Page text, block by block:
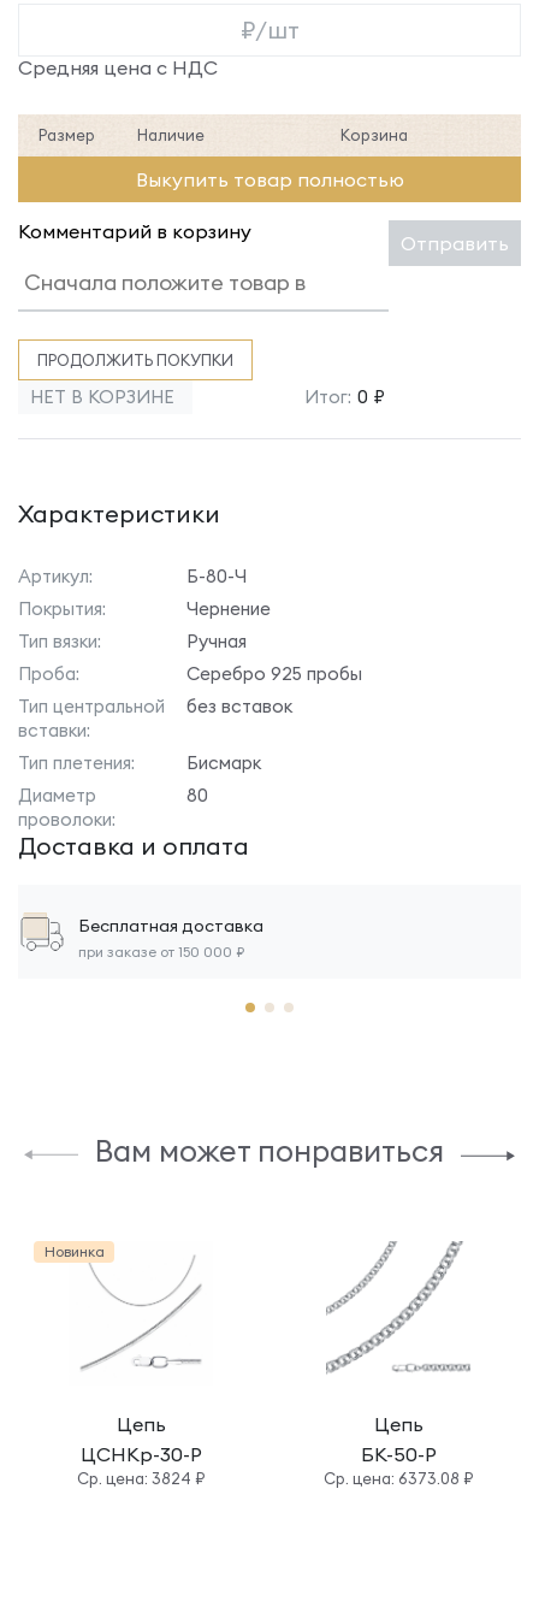
₽/шт
Средняя цена с НДС
Размер Наличие Корзина
Выкупить товар полностью
Комментарий в корзину Отправить
ПРОДОЛЖИТЬ ПОКУПКИ
НЕТ В КОРЗИНЕ Итог: 0 ₽
Характеристики
Артикул:
Б-80-Ч
Покрытия:
Чернение
Тип вязки:
Ручная
Проба:
Серебро 925 пробы
Тип центральной
вставки:
без вставок
Тип плетения:
Бисмарк
Диаметр
проволоки:
80
Доставка и оплата
Бесплатная доставка
при заказе от 150 000 ₽
Вам может понравиться
Новинка
Цепь
ЦСНКр-30-Р
Cр. цена: 3824 ₽
Цепь
БК-50-Р
Cр. цена: 6373.08 ₽